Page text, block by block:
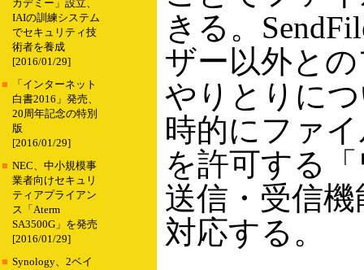
カデミー」設立、
IAIの訓練システム
でセキュリティ技
術者を養成
[2016/01/29]
■
「インターネット
白書2016」発売、
20周年記念の特別
版
[2016/01/29]
■ NEC、中小規模事
業者向けセキュリ
ティアプライアン
ス「Aterm
SA3500G」を発売
[2016/01/29]
■ Synology、2ベイ
きる。
ザー以外と
やりとりに
時的にファ
を許可する
送信・受信
対応する。